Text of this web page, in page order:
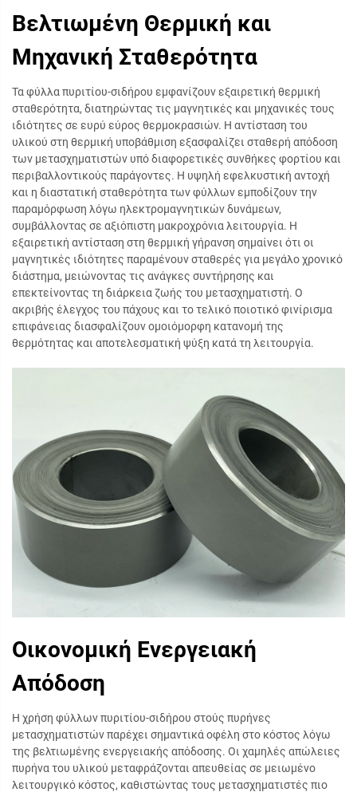
Βελτιωμένη Θερμική και
Μηχανική Σταθερότητα
Τα φύλλα πυριτίου-σιδήρου εμφανίζουν εξαιρετική θερμική
σταθερότητα, διατηρώντας τις μαγνητικές και μηχανικές τους
ιδιότητες σε ευρύ εύρος θερμοκρασιών. Η αντίσταση του
υλικού στη θερμική υποβάθμιση εξασφαλίζει σταθερή απόδοση
των μετασχηματιστών υπό διαφορετικές συνθήκες φορτίου και
περιβαλλοντικούς παράγοντες. Η υψηλή εφελκυστική αντοχή
και η διαστατική σταθερότητα των φύλλων εμποδίζουν την
παραμόρφωση λόγω ηλεκτρομαγνητικών δυνάμεων,
συμβάλλοντας σε αξιόπιστη μακροχρόνια λειτουργία. Η
εξαιρετική αντίσταση στη θερμική γήρανση σημαίνει ότι οι
μαγνητικές ιδιότητες παραμένουν σταθερές για μεγάλο χρονικό
διάστημα, μειώνοντας τις ανάγκες συντήρησης και
επεκτείνοντας τη διάρκεια ζωής του μετασχηματιστή. Ο
ακριβής έλεγχος του πάχους και το τελικό ποιοτικό φινίρισμα
επιφάνειας διασφαλίζουν ομοιόμορφη κατανομή της
θερμότητας και αποτελεσματική ψύξη κατά τη λειτουργία.
Οικονομική Ενεργειακή
Απόδοση
Η χρήση φύλλων πυριτίου-σιδήρου στούς πυρήνες
μετασχηματιστών παρέχει σημαντικά οφέλη στο κόστος λόγω
της βελτιωμένης ενεργειακής απόδοσης. Οι χαμηλές απώλειες
πυρήνα του υλικού μεταφράζονται απευθείας σε μειωμένο
λειτουργικό κόστος, καθιστώντας τους μετασχηματιστές πιο